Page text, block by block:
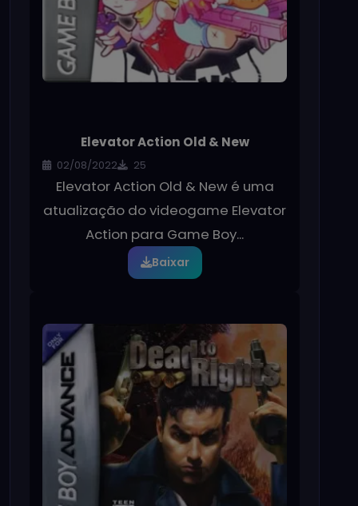
Elevator Action Old & New
02/08/2022 25
Elevator Action Old & New é uma
atualização do videogame Elevator
Action para Game Boy...
Baixar